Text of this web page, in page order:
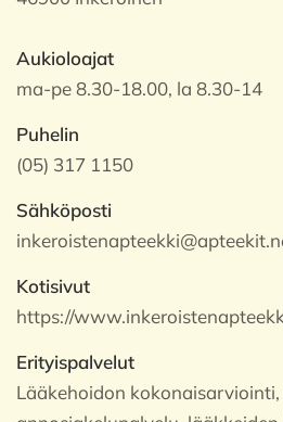
Aukioloajat
ma-pe 8.30-18.00, la 8.30-14
Puhelin
(05) 317 1150
Sähköposti
Kotisivut
https://
Erityispalvelut
Lääkehoidon